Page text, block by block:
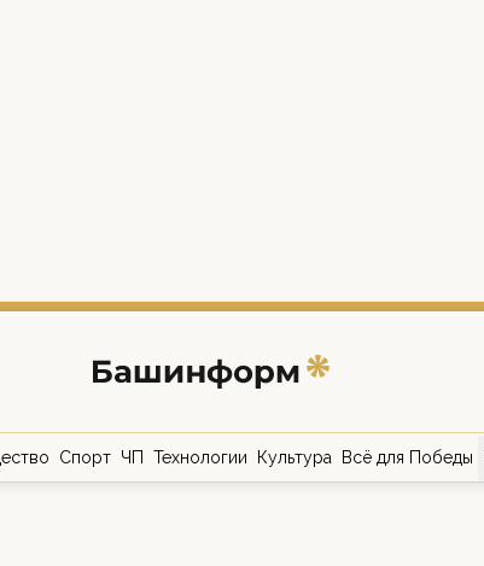
Спорт ЧП Технологии Культура Всё для Победы